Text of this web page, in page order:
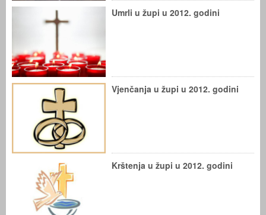
Umrli u župi u 2012. godini
Vjenčanja u župi u 2012. godini
Krštenja u župi u 2012. godini